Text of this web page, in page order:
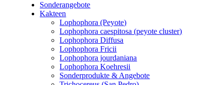
Sonderangebote
Kakteen
Lophophora (Peyote)
Lophophora caespitosa (peyote cluster)
Lophophora Diffusa
Lophophora Fricii
Lophophora jourdaniana
Lophophora Koehresii
Sonderprodukte & Angebote